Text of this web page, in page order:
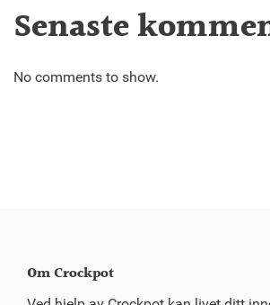
Senaste
No comments to show.
Om Crockpot